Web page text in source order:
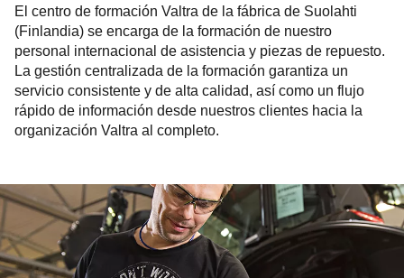
El centro de formación Valtra de la fábrica de Suolahti
(Finlandia) se encarga de la formación de nuestro
personal internacional de asistencia y piezas de repuesto.
La gestión centralizada de la formación garantiza un
servicio consistente y de alta calidad, así como un flujo
rápido de información desde nuestros clientes hacia la
organización Valtra al completo.